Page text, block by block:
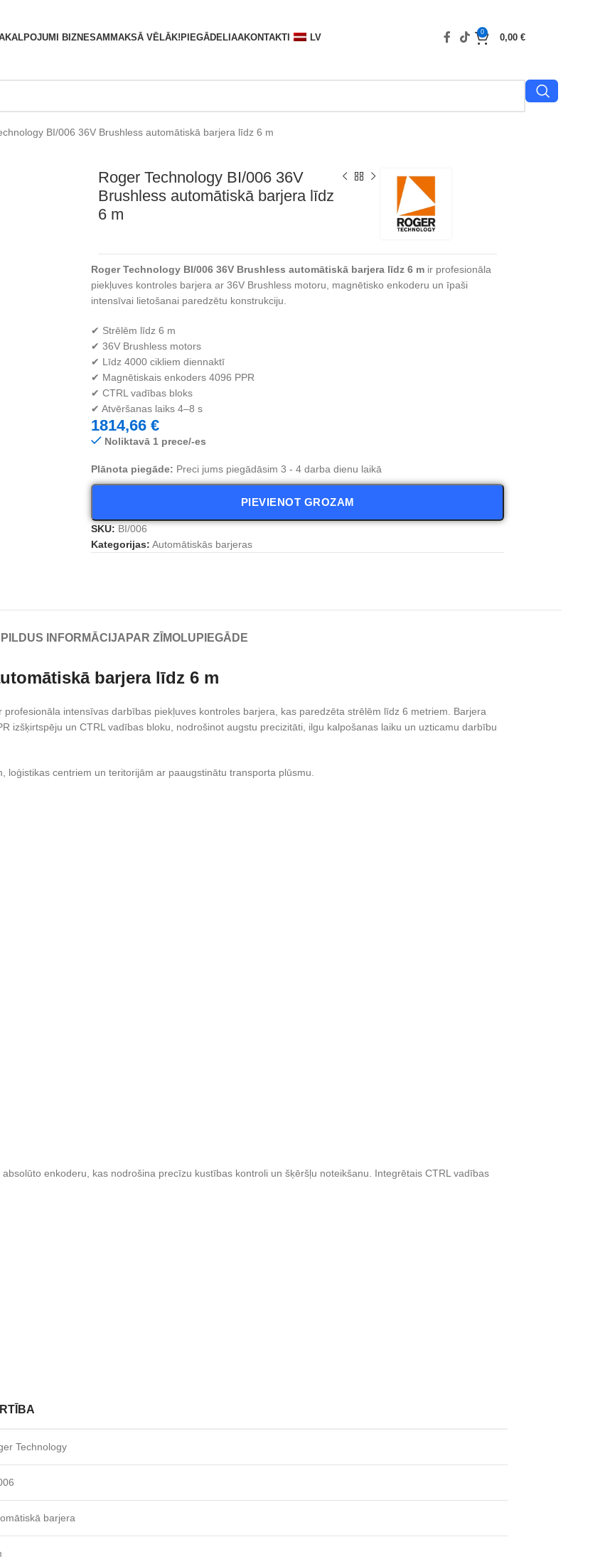
BIZNESAM MAKSĀ VĒLĀK! PIEGĀDELIAAKONTAKTI LV
0
0,00 €
BI/006 36V Brushless automātiskā barjera līdz 6 m
Roger Technology BI/006 36V
Brushless automātiskā barjera līdz
6 m
Roger Technology BI/006 36V Brushless automātiskā barjera līdz 6 m ir profesionāla
piekļuves kontroles barjera ar 36V Brushless motoru, magnētisko enkoderu un īpaši
intensīvai lietošanai paredzētu konstrukciju.
✔ Strēlēm līdz 6 m
✔ 36V Brushless motors
✔ Līdz 4000 cikliem diennaktī
✔ Magnētiskais enkoders 4096 PPR
✔ CTRL vadības bloks
✔ Atvēršanas laiks 4–8 s
1814,66 €
Noliktavā 1 prece/-es
Plānota piegāde: Preci jums piegādāsim 3 - 4 darba dienu laikā
PIEVIENOT GROZAM
SKU: BI/006
Kategorijas: Automātiskās barjeras
INFORMĀCIJA PAR ZĪMOLU PIEGĀDE
barjera līdz 6 m
profesionāla intensīvas darbības piekļuves kontroles barjera, kas paredzēta strēlēm līdz 6 metriem. Barjera
izšķirtspēju un CTRL vadības bloku, nodrošinot augstu precizitāti, ilgu kalpošanas laiku un uzticamu darbību
centriem un teritorijām ar paaugstinātu transporta plūsmu.
enkoderu, kas nodrošina precīzu kustības kontroli un šķēršļu noteikšanu. Integrētais CTRL vadības
Technology
barjera